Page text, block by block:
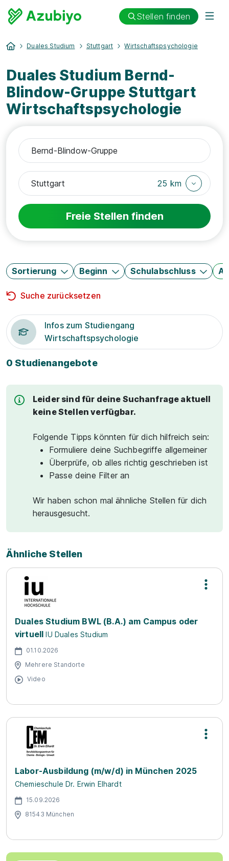
Stellen finden
Duales Studium Stuttgart Wirtschaftspsychologie
Duales Studium Bernd-
Blindow-Gruppe Stuttgart
Wirtschaftspsychologie
25 km
Freie Stellen finden
Sortierung Beginn Schulabschluss
Suche zurücksetzen
Infos zum Studiengang
Wirtschaftspsychologie
0 Studienangebote
Leider sind für deine Suchanfrage aktuell
keine Stellen verfügbar.
Folgende Tipps könnten für dich hilfreich sein:
Formuliere deine Suchbegriffe allgemeiner
Überprüfe, ob alles richtig geschrieben ist
Passe deine Filter an
Wir haben schon mal ähnliche Stellen für dich
herausgesucht.
Ähnliche Stellen
Duales Studium BWL (B.A.) am Campus oder
virtuell IU Duales Studium
01.10.2026
Mehrere Standorte
Video
Labor-Ausbildung (m/w/d) in München 2025
Chemieschule Dr. Erwin Elhardt
15.09.2026
81543 München